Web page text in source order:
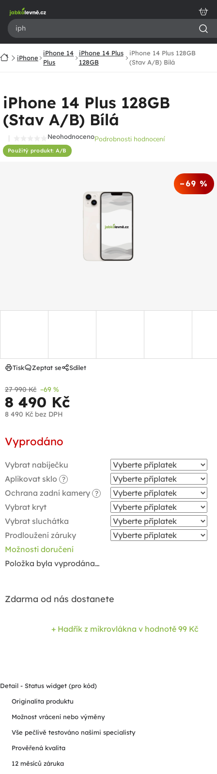
obsah
DomůiPhone
iPhone 14
Plus
iPhone 14 Plus
128GB
iPhone 14 Plus 128GB
(Stav A/B) Bílá
iPhone 14 Plus 128GB
(Stav A/B) Bílá
Použitý produkt: A/B
Průměrné
hodnocení
NeohodnocenoPodrobnosti hodnocení
–69 %
27 990 Kč –69 %
8 490 Kč
8 490 Kč bez DPH
cena:
Vyprodáno
Vybrat nabíječku
Aplikovat sklo
?
Ochrana zadní kamery ?
Vybrat kryt
Vybrat sluchátka
Prodloužení záruky
Možnosti doručení
Položka byla vyprodána…
Zdarma od nás dostanete
+ Hadřík z mikrovlákna v hodnotě 99 Kč
Tisk Zeptat se Sdílet
Detail - Status widget (pro kód)
Originalita produktu
Možnost vrácení nebo výměny
Vše pečlivě testováno našimi specialisty
Prověřená kvalita
12 měsíců záruka